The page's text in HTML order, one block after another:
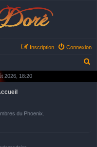
Connexion
Inscription
2026, 18:20
du Phoenix.